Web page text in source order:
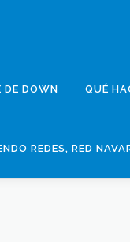
DE DOWN QUÉ
REDES, RED